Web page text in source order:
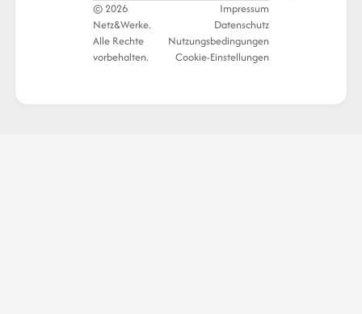
© 2026
Netz&Werke.
Alle Rechte
vorbehalten.
Impressum
Datenschutz
Nutzungsbedingungen
Cookie-Einstellungen